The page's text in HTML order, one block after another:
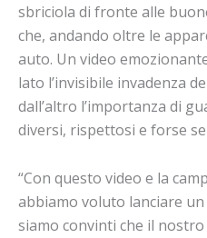
sbriciola di fronte alle
che, andando oltre le
auto. Un video
lato l’invisibile invadenza
dall’altro l’importanza di
diversi, rispettosi e forse
“Con questo video e la
abbiamo voluto lanciare
siamo convinti che il